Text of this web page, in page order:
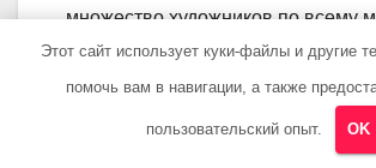
множество художников по всему
пор.
Васнецов?
Этот сайт использует куки-файлы и другие
помочь вам в навигации, а также
пользовательский опыт. OK